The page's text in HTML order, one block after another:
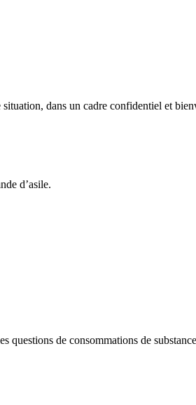
dans un cadre confidentiel et
d’asile.
de consommations de